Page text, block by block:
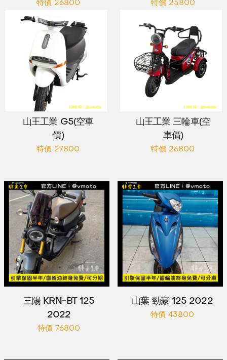
特價 26800
山王工業 G5(空車
價)
特價 27800
特價 25800
山王工業 三輪車(空
車價)
特價 26800
三陽 KRN-BT 125
2022
特價 76800
山葉 勁豪 125 2022
特價 43800